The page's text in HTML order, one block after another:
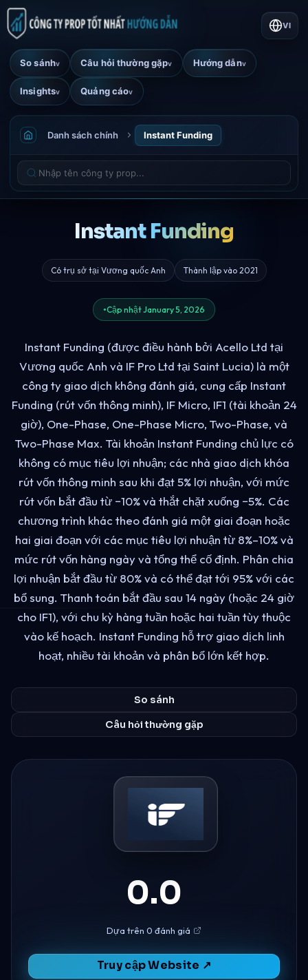
So sánhv Câu hỏi thường gặpv Hướng dẫnv
Insightsv Quảng cáov
VI
Danh sách chính Instant Funding
Instant Funding
Có trụ sở tại Vương quốc Anh Thành lập vào 2021
Cập nhật January 5, 2026
Instant Funding (được điều hành bởi Acello Ltd tại
Vương quốc Anh và IF Pro Ltd tại Saint Lucia) là một
công ty giao dịch không đánh giá, cung cấp Instant
Funding (rút vốn thông minh), IF Micro, IF1 (tài khoản 24
giờ), One-Phase, One-Phase Micro, Two-Phase, và
Two-Phase Max. Tài khoản Instant Funding chủ lực có
không có mục tiêu lợi nhuận; các nhà giao dịch khóa
rút vốn thông minh sau khi đạt 5% lợi nhuận, với mức
rút vốn bắt đầu từ −10% và thắt chặt xuống −5%. Các
chương trình khác theo đánh giá một giai đoạn hoặc
hai giai đoạn với các mục tiêu lợi nhuận từ 8%–10% và
mức rút vốn hàng ngày và tổng thể cố định. Phân chia
lợi nhuận bắt đầu từ 80% và có thể đạt tới 95% với các
bổ sung. Thanh toán bắt đầu sau 14 ngày (hoặc 24 giờ
cho IF1), với chu kỳ hàng tuần hoặc hai tuần tùy thuộc
vào kế hoạch. Instant Funding hỗ trợ giao dịch linh
hoạt, nhiều tài khoản và phân bổ lớn kết hợp.
So sánh
Câu hỏi thường gặp
0.0
Dựa trên 0 đánh giá
Truy cập Website ↗